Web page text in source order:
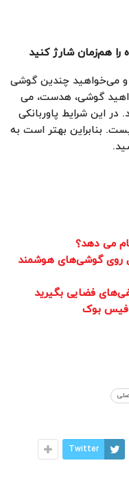
را هم‌زمان شارژ کنید
و می‌خواهید چندین گوشی
گوشی، هدست، می
این شرایط پاوربانکی
بنابراین بهتر است به
می دهد؟
روی گوشی‌های هوشمند
فیس بوک
Twitter